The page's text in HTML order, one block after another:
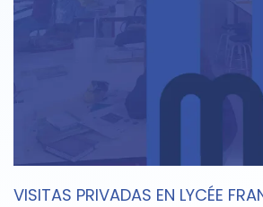
VISITAS PRIVADAS EN LYCÉE